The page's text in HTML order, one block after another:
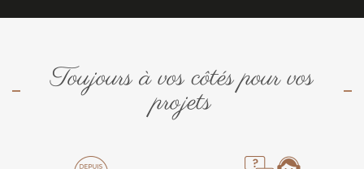
Toujours à vos côtés pour vos
projets